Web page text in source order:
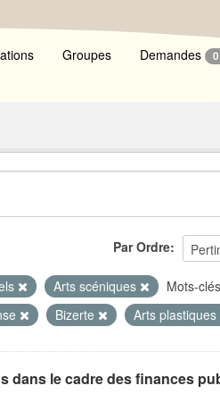
Groupes Demandes 0
Par Ordre
Arts scéniques Mots-
Bizerte Arts plastiques
dans le cadre des finances